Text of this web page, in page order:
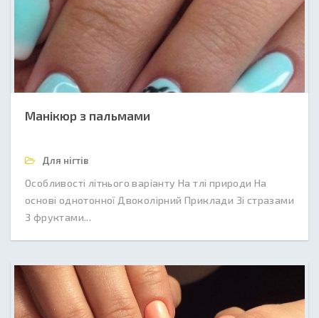
Манікюр з пальмами
Для нігтів
Особливості літнього варіанту На тлі природи На
основі однотонної Двоколірний Приклади Зі стразами
З фруктами...